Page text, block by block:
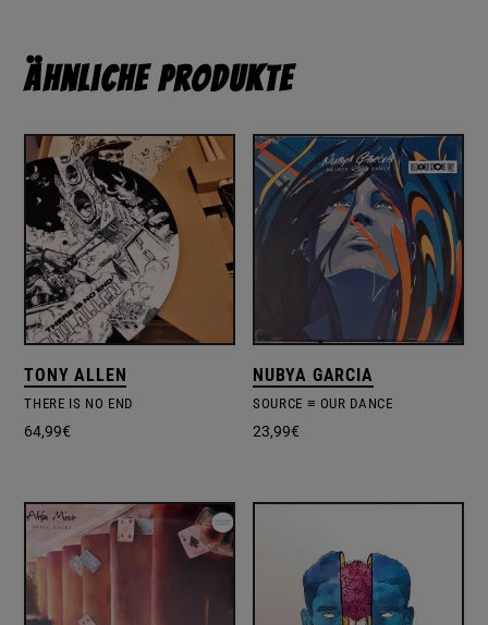
Ähnliche Produkte
TONY ALLEN
THERE IS NO END
64,99€
NUBYA GARCIA
SOURCE ≡ OUR DANCE
23,99€